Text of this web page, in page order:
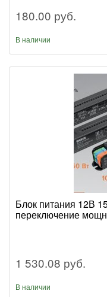
180.00 руб.
В наличии
Блок питания 12В
переключение
1 530.08 руб.
В наличии